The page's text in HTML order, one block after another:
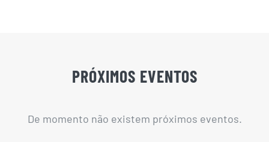
PRÓXIMOS EVENTOS
De momento não existem próximos eventos.